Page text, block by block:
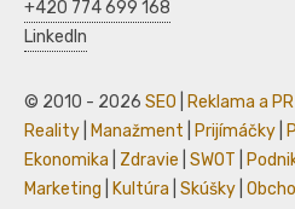
+420 774 699 168
LinkedIn
© 2010 - 2026 SEO Reklama a PR
Reality
Manažment Prijímáčky
Ekonomika
Zdravie SWOT
Marketing
Kultúra Skúšky